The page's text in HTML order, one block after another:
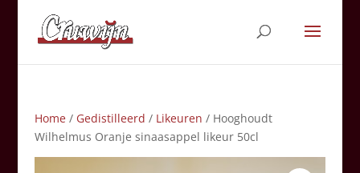
Home/ Gedistilleerd / Likeuren / Hooghoudt
Wilhelmus Oranje sinaasappel likeur 50cl